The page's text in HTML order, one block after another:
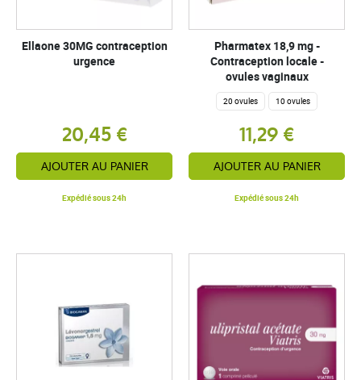
Ellaone 30MG contraception
urgence
20,45 €
AJOUTER AU PANIER
Expédié sous 24h
Pharmatex 18,9 mg -
Contraception locale -
ovules vaginaux
20 ovules 10 ovules
11,29 €
AJOUTER AU PANIER
Expédié sous 24h